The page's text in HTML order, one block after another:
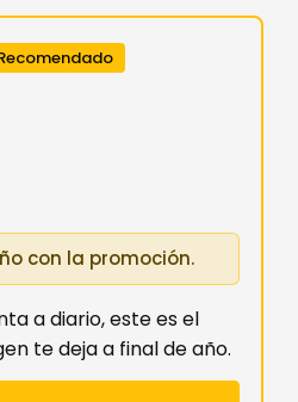
con la promoción.
a diario, este es el
te deja a final de año.